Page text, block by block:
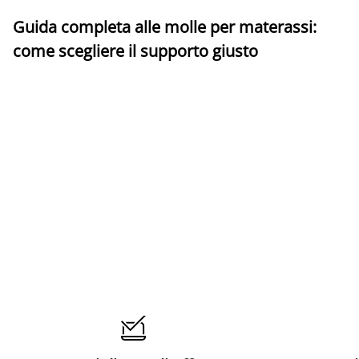
Guida completa alle molle per materassi:
come scegliere il supporto giusto
